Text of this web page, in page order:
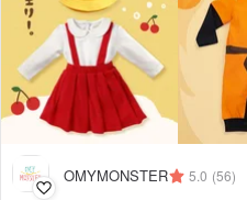
OMYMONSTER 5.0 (56)